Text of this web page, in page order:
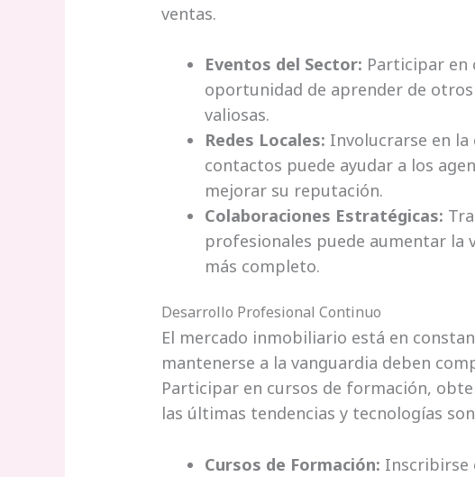
ventas.
Eventos del Sector: Participar en
oportunidad de aprender de
valiosas.
Redes Locales: Involucrarse en
contactos puede ayudar a los
mejorar su reputación.
Colaboraciones Estratégicas:
profesionales puede aumentar la
más completo.
Desarrollo Profesional Continuo
El mercado inmobiliario está en
mantenerse a la vanguardia deben
Participar en cursos de formación,
las últimas tendencias y tecnologías
Cursos de Formación: Inscribirse